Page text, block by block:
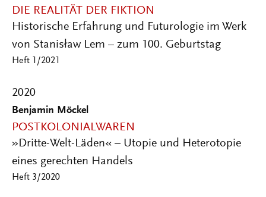
DIE REALITÄT DER FIKTION
Historische Erfahrung und Futurologie im Werk
von Stanisław Lem – zum 100. Geburtstag
Heft 1/2021
2020
Benjamin Möckel
POSTKOLONIALWAREN
»Dritte-Welt-Läden« – Utopie und Heterotopie
eines gerechten Handels
Heft 3/2020